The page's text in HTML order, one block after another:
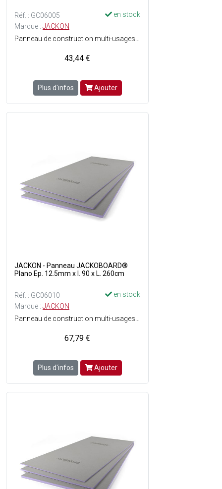
Réf. : GC06005
en stock
Marque : JACKON
43,44 €
Plus d'infos Ajouter
JACKON - Panneau JACKOBOARD®
Plano Ep. 12.5mm x l. 90 x L. 260cm
Réf. : GC06010
en stock
Marque : JACKON
67,79 €
Plus d'infos Ajouter